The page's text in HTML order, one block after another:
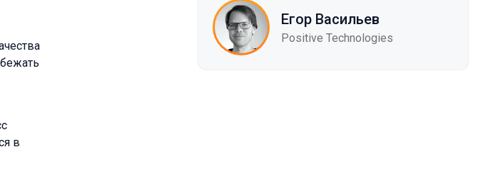
в
Егор Васильев
Positive Technologies